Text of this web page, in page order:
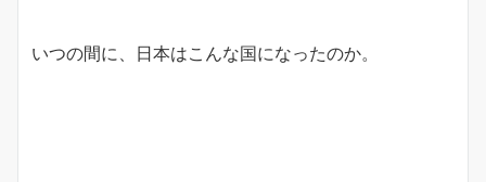
いつの間に、日本はこんな国になったのか。